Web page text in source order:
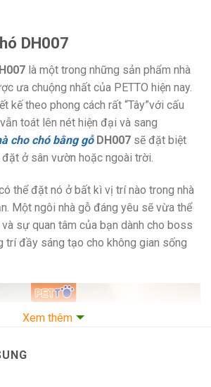
DH007
là một trong những sản phẩm nhà
ưa chuộng nhất của PETTO hiện nay.
kế theo phong cách rất “Tây”với cấu
toát lên nét hiện đại và sang
cho chó bằng gỗDH007 sẽ đặt biệt
ở sân vườn hoặc ngoài trời.
thể đặt nó ở bất kì vị trí nào trong nhà
Một ngôi nhà gỗ đáng yêu sẽ vừa thể
sự quan tâm của bạn dành cho boss
trí đầy sáng tạo cho không gian sống
Xem thêm